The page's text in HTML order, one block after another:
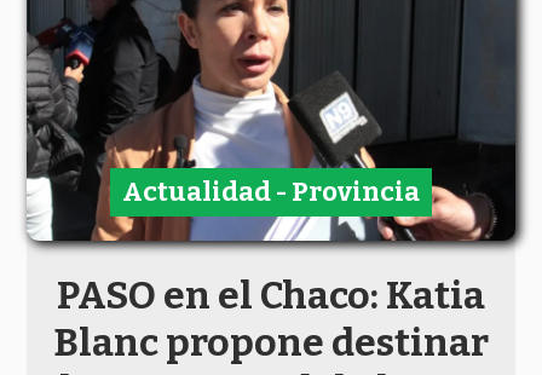
PASO en el Chaco: Katia
Blanc propone destinar
Actualidad - Provincia